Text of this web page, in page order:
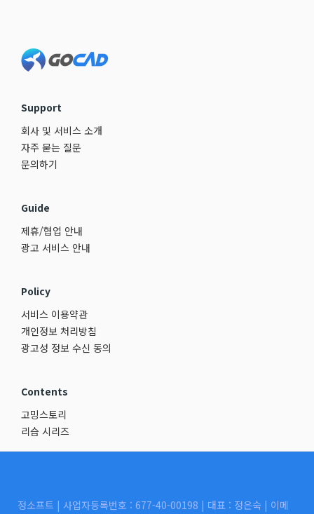
Support
회사 및 서비스 소개
자주 묻는 질문
문의하기
Guide
제휴/협업 안내
광고 서비스 안내
Policy
서비스 이용약관
개인정보 처리방침
광고성 정보 수신 동의
Contents
고밍스토리
리습 시리즈
정소프트 | 사업자등록번호 : 677-40-00198 | 대표 : 정은숙 | 이메